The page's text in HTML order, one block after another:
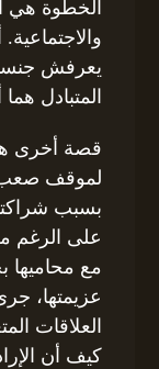
الخطوة هي
يعرفش
المتبادل
قصة أخرى
لموقف صعب
بسبب
على الرغم
مع محاميها
عزيمتها،
العلاقات
كيف أن